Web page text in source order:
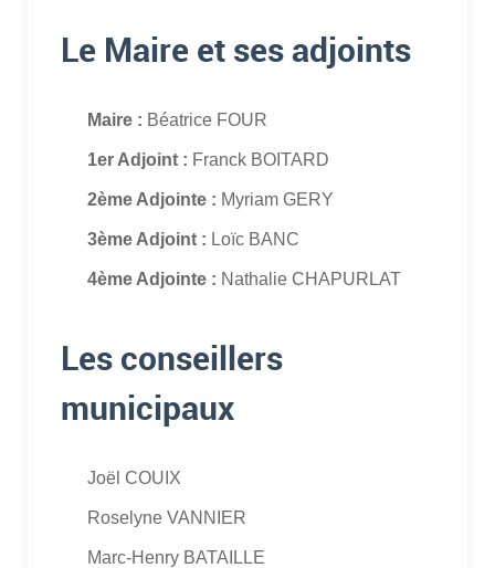
Le Maire et ses adjoints
Maire : Béatrice FOUR
1er Adjoint : Franck BOITARD
2ème Adjointe : Myriam GERY
3ème Adjoint : Loïc BANC
4ème Adjointe : Nathalie CHAPURLAT
Les conseillers
municipaux
Joël COUIX
Roselyne VANNIER
Marc-Henry BATAILLE